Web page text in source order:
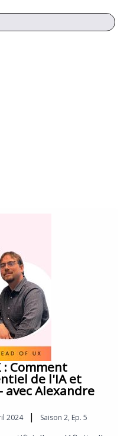
solution ?
du projet ?
: Comment
de l'IA et
avec Alexandre
2024 | Saison 2, Ep. 5